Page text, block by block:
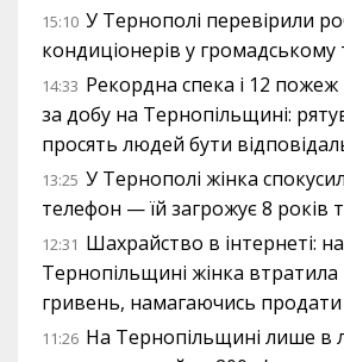
15:10 У Тернополі перевірили
кондиціонерів у громадському
14:33 Рекордна спека і 12 пожеж
за добу на Тернопільщині:
просять людей бути
13:25 У Тернополі жінка
телефон — їй загрожує 8 років
12:31 Шахрайство в інтернеті: на
Тернопільщині жінка втратила
гривень, намагаючись продати
11:26 На Тернопільщині лише в